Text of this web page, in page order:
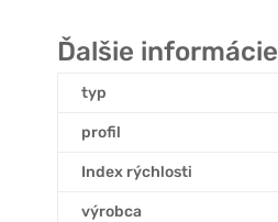
Ďalšie informácie
typ
profil
Index rýchlosti
výrobca